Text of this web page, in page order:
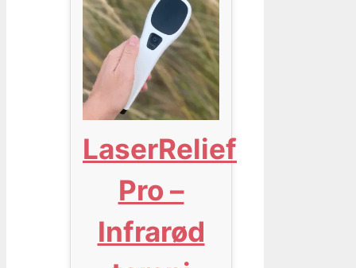
LaserRelief
Pro –
Infrarød